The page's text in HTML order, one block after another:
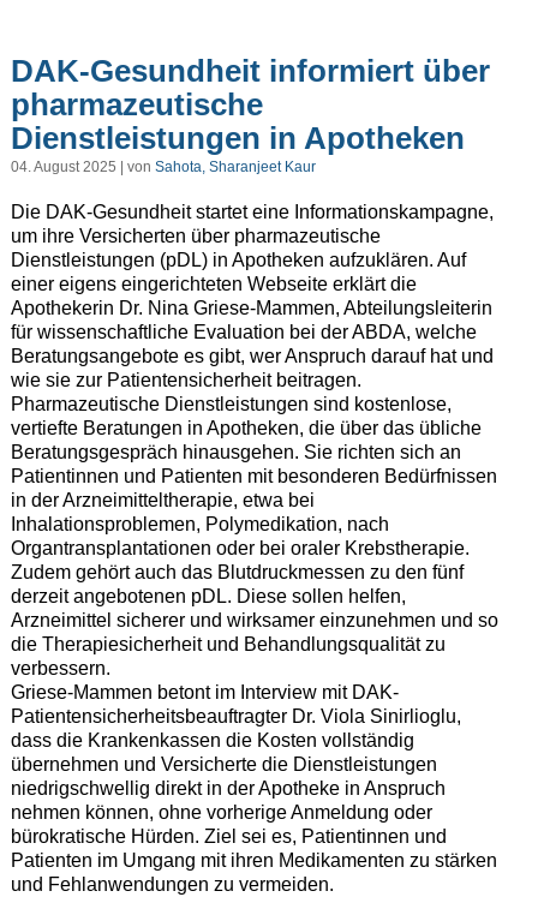
DAK-Gesundheit informiert über
pharmazeutische
Dienstleistungen in Apotheken
04. August 2025 | von Sahota, Sharanjeet Kaur
Die DAK-Gesundheit startet eine Informationskampagne,
um ihre Versicherten über pharmazeutische
Dienstleistungen (pDL) in Apotheken aufzuklären. Auf
einer eigens eingerichteten Webseite erklärt die
Apothekerin Dr. Nina Griese-Mammen, Abteilungsleiterin
für wissenschaftliche Evaluation bei der ABDA, welche
Beratungsangebote es gibt, wer Anspruch darauf hat und
wie sie zur Patientensicherheit beitragen.
Pharmazeutische Dienstleistungen sind kostenlose,
vertiefte Beratungen in Apotheken, die über das übliche
Beratungsgespräch hinausgehen. Sie richten sich an
Patientinnen und Patienten mit besonderen Bedürfnissen
in der Arzneimitteltherapie, etwa bei
Inhalationsproblemen, Polymedikation, nach
Organtransplantationen oder bei oraler Krebstherapie.
Zudem gehört auch das Blutdruckmessen zu den fünf
derzeit angebotenen pDL. Diese sollen helfen,
Arzneimittel sicherer und wirksamer einzunehmen und so
die Therapiesicherheit und Behandlungsqualität zu
verbessern.
Griese-Mammen betont im Interview mit DAK-
Patientensicherheitsbeauftragter Dr. Viola Sinirlioglu,
dass die Krankenkassen die Kosten vollständig
übernehmen und Versicherte die Dienstleistungen
niedrigschwellig direkt in der Apotheke in Anspruch
nehmen können, ohne vorherige Anmeldung oder
bürokratische Hürden. Ziel sei es, Patientinnen und
Patienten im Umgang mit ihren Medikamenten zu stärken
und Fehlanwendungen zu vermeiden.